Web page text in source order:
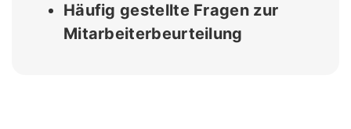
Häufig gestellte Fragen zur
Mitarbeiterbeurteilung